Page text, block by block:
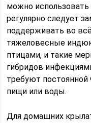
можно
регулярно следует
поддерживать во
тяжеловесные
птицами, и такие
гибридов
требуют постоянной
пищи или воды.
Для домашних